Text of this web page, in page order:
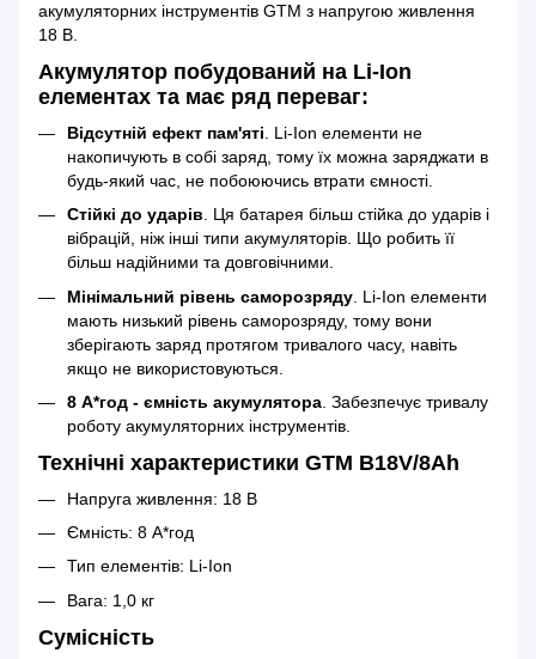
акумуляторних інструментів GTM з напругою живлення
18 В.
Акумулятор побудований на Li-Ion
елементах та має ряд переваг:
Відсутній ефект пам'яті . Li-Ion елементи не
накопичують в собі заряд, тому їх можна заряджати в
будь-який час, не побоюючись втрати ємності.
Стійкі до ударів . Ця батарея більш стійка до ударів і
вібрацій, ніж інші типи акумуляторів. Що робить її
більш надійними та довговічними.
Мінімальний рівень саморозряду . Li-Ion елементи
мають низький рівень саморозряду, тому вони
зберігають заряд протягом тривалого часу, навіть
якщо не використовуються.
8 А*год - ємність акумулятора . Забезпечує тривалу
роботу акумуляторних інструментів.
Технічні характеристики GTM B18V/8Аh
Напруга живлення: 18 В
Ємність: 8 А*год
Тип елементів: Li-Ion
Вага: 1,0 кг
Сумісність